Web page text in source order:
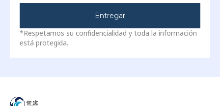
Entregar
*Respetamos su confidencialidad y toda la información
está protegida..